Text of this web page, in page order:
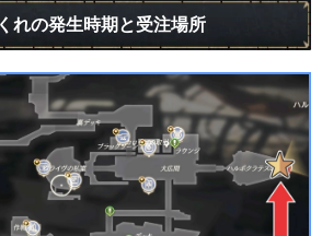
れの発生時期と受注場所